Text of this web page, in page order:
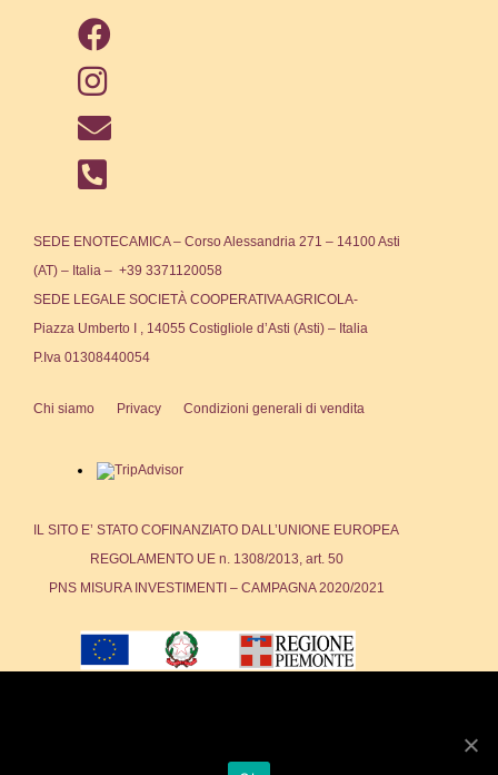
SEDE ENOTECAMICA – Corso Alessandria 271 – 14100 Asti
(AT) – Italia – +39 3371120058
SEDE LEGALE SOCIETÀ COOPERATIVA AGRICOLA-
Piazza Umberto I , 14055 Costigliole d’Asti (Asti) – Italia
P.Iva 01308440054
Chi siamo Privacy Condizioni generali di vendita
IL SITO E’ STATO COFINANZIATO DALL’UNIONE EUROPEA
REGOLAMENTO UE n. 1308/2013, art. 50
PNS MISURA INVESTIMENTI – CAMPAGNA 2020/2021